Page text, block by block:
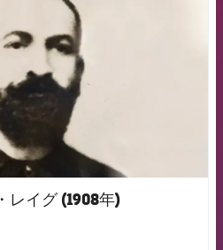
レイグ (1908年)